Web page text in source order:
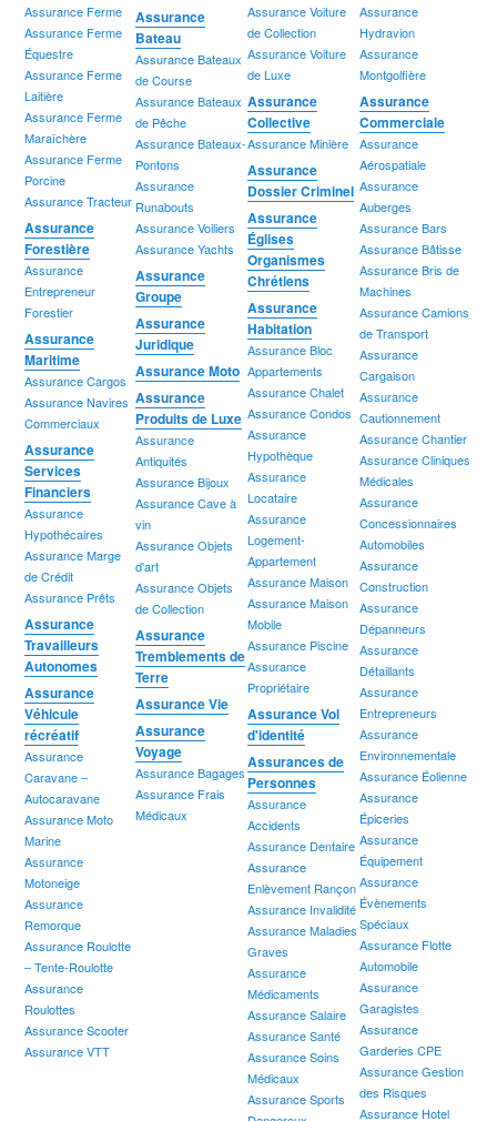
Assurance Ferme
Assurance Ferme
Équestre
Assurance Ferme
Laitière
Assurance Ferme
Maraîchère
Assurance Ferme
Porcine
Assurance Tracteur
Assurance Voiture
de Collection
Assurance Voiture
de Luxe
Assurance
Hydravion
Assurance
Montgolfière
Assurance
Bateau
Assurance Bateaux
de Course
Assurance Bateaux
de Pêche
Assurance Bateaux-
Pontons
Assurance
Runabouts
Assurance Voiliers
Assurance Yachts
Assurance
Collective
Assurance Minière
Assurance
Commerciale
Assurance
Aérospatiale
Assurance
Auberges
Assurance Bars
Assurance Bâtisse
Assurance Bris de
Machines
Assurance Camions
de Transport
Assurance
Cargaison
Assurance
Cautionnement
Assurance Chantier
Assurance Cliniques
Médicales
Assurance
Concessionnaires
Automobiles
Assurance
Construction
Assurance
Dépanneurs
Assurance
Détaillants
Assurance
Entrepreneurs
Assurance
Environnementale
Assurance Éolienne
Assurance
Épiceries
Assurance
Équipement
Assurance
Évènements
Spéciaux
Assurance Flotte
Automobile
Assurance
Garagistes
Assurance
Garderies CPE
Assurance Gestion
des Risques
Assurance Hotel
Assurance
Dossier Criminel
Assurance
Églises
Organismes
Chrétiens
Assurance
Forestière
Assurance
Entrepreneur
Forestier
Assurance
Groupe
Assurance
Habitation
Assurance Bloc
Appartements
Assurance Chalet
Assurance Condos
Assurance
Hypothèque
Assurance
Locataire
Assurance
Logement-
Appartement
Assurance Maison
Assurance Maison
Mobile
Assurance Piscine
Assurance
Propriétaire
Assurance
Juridique
Assurance
Maritime
Assurance Cargos
Assurance Navires
Commerciaux
Assurance Moto
Assurance
Produits de Luxe
Assurance
Antiquités
Assurance Bijoux
Assurance Cave à
vin
Assurance Objets
d'art
Assurance Objets
de Collection
Assurance
Services
Financiers
Assurance
Hypothécaires
Assurance Marge
de Crédit
Assurance Prêts
Assurance
Travailleurs
Autonomes
Assurance
Tremblements de
Terre
Assurance
Véhicule
récréatif
Assurance
Caravane –
Autocaravane
Assurance Moto
Marine
Assurance
Motoneige
Assurance
Remorque
Assurance Roulotte
– Tente-Roulotte
Assurance
Roulottes
Assurance Scooter
Assurance VTT
Assurance Vie
Assurance Vol
d'identité
Assurance
Voyage
Assurance Bagages
Assurance Frais
Médicaux
Assurances de
Personnes
Assurance
Accidents
Assurance Dentaire
Assurance
Enlèvement Rançon
Assurance Invalidité
Assurance Maladies
Graves
Assurance
Médicaments
Assurance Salaire
Assurance Santé
Assurance Soins
Médicaux
Assurance Sports